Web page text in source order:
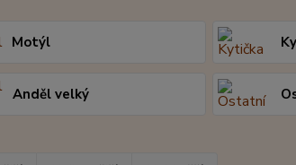
Motýl
Anděl velký